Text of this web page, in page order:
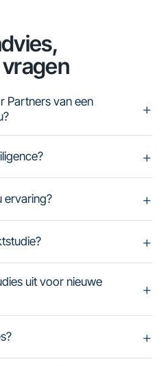
Partners van een
ervaring?
uit voor nieuwe